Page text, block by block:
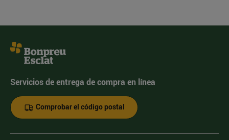
Servicios de entrega de compra en línea
Comprobar el código postal